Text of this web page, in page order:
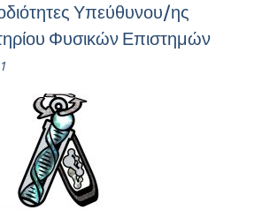
Υπεύθυνου/ης
Φυσικών Επιστημών